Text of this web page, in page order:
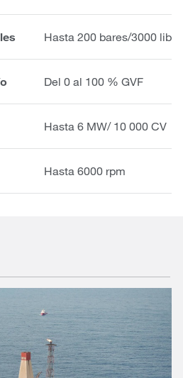
Hasta 200 bares/3000
Del 0 al 100 % GVF
Hasta 6 MW/ 10 000 CV
Hasta 6000 rpm